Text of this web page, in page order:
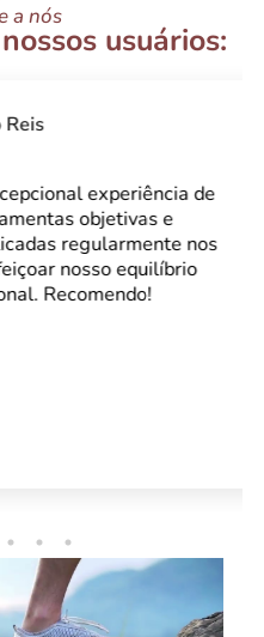
a nós
usuários:
experiência de
objetivas e
regularmente nos
nosso equilíbrio